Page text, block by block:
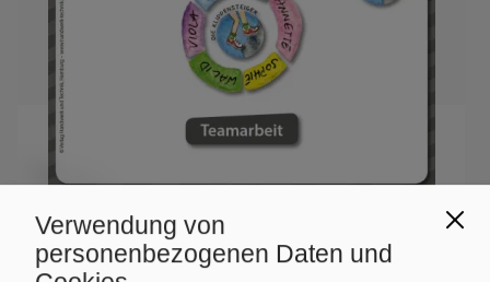
Verwendung von
personenbezogenen Daten und